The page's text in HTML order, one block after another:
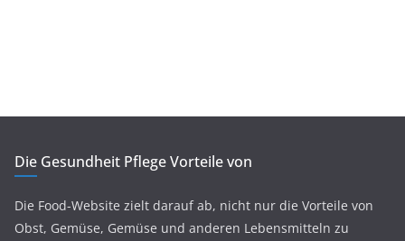
Die Gesundheit Pflege Vorteile von
Die Food-Website zielt darauf ab, nicht nur die Vorteile von
Obst, Gemüse, Gemüse und anderen Lebensmitteln zu